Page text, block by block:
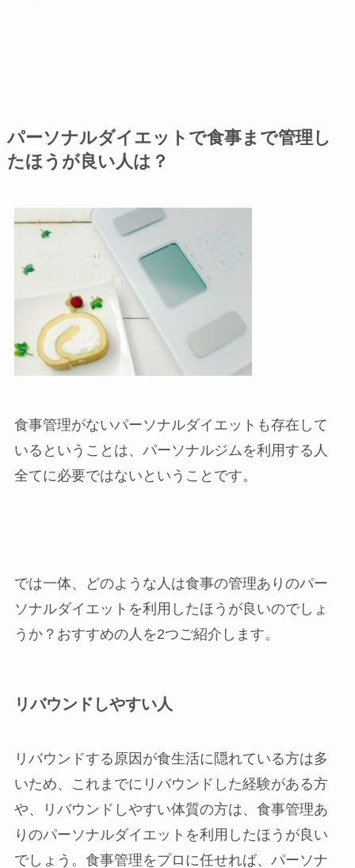
パーソナルダイエットで食事まで管理し
たほうが良い人は？
食事管理がないパーソナルダイエットも存在して
いるということは、パーソナルジムを利用する人
全てに必要ではないということです。
では一体、どのような人は食事の管理ありのパー
ソナルダイエットを利用したほうが良いのでしょ
うか？おすすめの人を2つご紹介します。
リバウンドしやすい人
リバウンドする原因が食生活に隠れている方は多
いため、これまでにリバウンドした経験がある方
や、リバウンドしやすい体質の方は、食事管理あ
りのパーソナルダイエットを利用したほうが良い
でしょう。食事管理をプロに任せれば、パーソナ